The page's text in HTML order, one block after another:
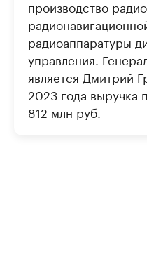
производство
радиоаппаратуры
управления.
является Дмитрий
2023 года выручка
812 млн руб.